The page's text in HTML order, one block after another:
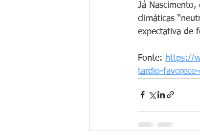
Já
climáticas
expectativa de
Fonte: https://
tardio-